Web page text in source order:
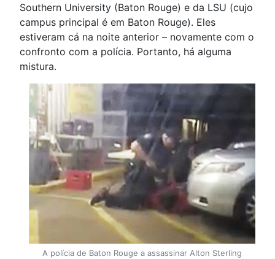
Southern University (Baton Rouge) e da LSU (cujo
campus principal é em Baton Rouge). Eles
estiveram cá na noite anterior – novamente com o
confronto com a polícia. Portanto, há alguma
mistura.
A polícia de Baton Rouge a assassinar Alton Sterling